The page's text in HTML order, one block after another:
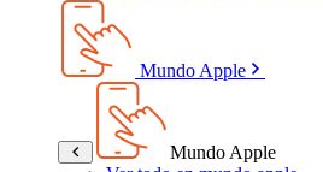
Mundo Apple
Mundo Apple